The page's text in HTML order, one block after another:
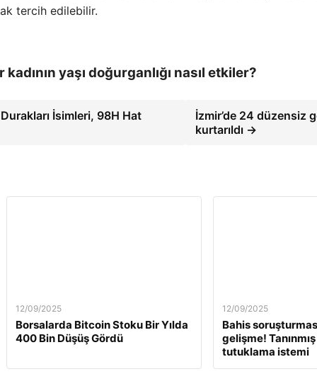
tercih edilebilir.
yaşı doğurganlığı nasıl etkiler?
İsimleri, 98H Hat
İzmir’de 24 düzensiz
kurtarıldı →
12/09/2025
Borsalarda Bitcoin Stoku Bir Yılda
400 Bin Düşüş Gördü
12/09/2025
Bahis
gelişme!
tutuklama istemi